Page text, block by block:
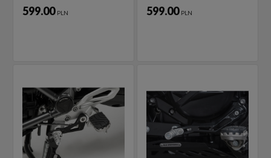
599.00 PLN 599.00 PLN